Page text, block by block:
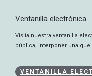
Ventanilla electrónica
Visita nuestra ventanilla
pública, interponer una
VENTANILLA